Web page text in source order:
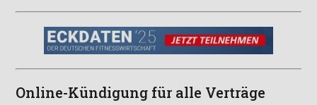
Online-Kündigung für alle Verträge